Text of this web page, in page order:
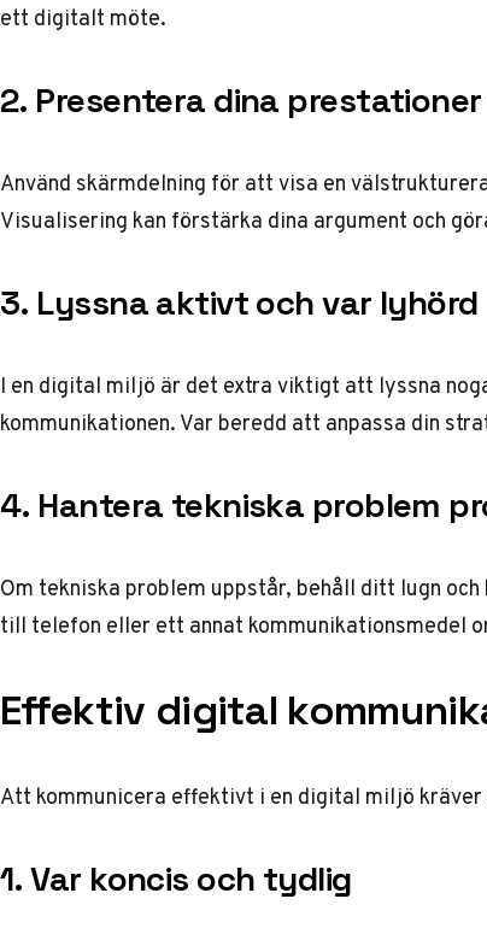
ett digitalt möte.
2. Presentera dina
Använd skärmdelning för att visa en
Visualisering kan förstärka dina argument och
3. Lyssna aktivt och var lyhörd
I en digital miljö är det extra viktigt att lyssna
kommunikationen. Var beredd att anpassa din
4. Hantera tekniska problem
Om tekniska problem uppstår, behåll ditt lugn
till telefon eller ett annat kommunikationsmedel
Effektiv digital
Att kommunicera effektivt i en digital miljö
1. Var koncis och tydlig